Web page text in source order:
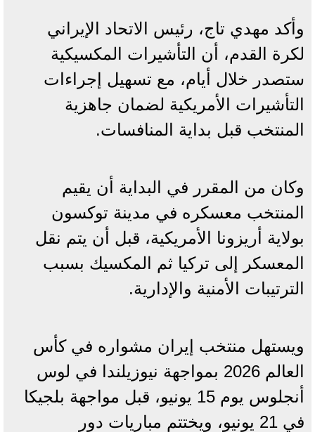
وأكد مهدي تاج، رئيس الاتحاد الإيراني
لكرة القدم، أن التأشيرات المكسيكية
ستصدر خلال أيام، مع تسهيل إجراءات
التأشيرات الأمريكية لضمان جاهزية
المنتخب قبل بداية المنافسات.
وكان من المقرر في البداية أن يقيم
المنتخب معسكره في مدينة توكسون
بولاية أريزونا الأمريكية، قبل أن يتم نقل
المعسكر إلى تركيا ثم المكسيك بسبب
الترتيبات الأمنية والإدارية.
ويستهل منتخب إيران مشواره في كأس
العالم 2026 بمواجهة نيوزيلندا في لوس
أنجلوس يوم 15 يونيو، قبل مواجهة بلجيكا
في 21 يونيو، ويختتم مباريات دور